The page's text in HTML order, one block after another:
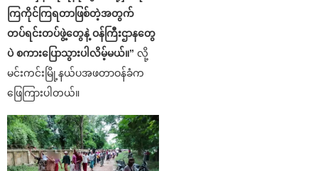
ကြကိုင်ကြရတာဖြစ်တဲ့အတွက်
တပ်ရင်းတပ်ဖွဲ့တွေနဲ့ ဝန်ကြီးဌာနတွေ
ပဲ စကားပြောသွားပါလိမ့်မယ်။” လို့
မင်းကင်းမြို့နယ်ပအဖတာဝန်ခံက
ဖြေကြားပါတယ်။